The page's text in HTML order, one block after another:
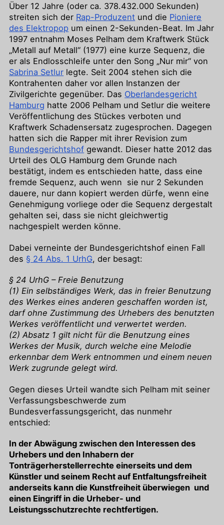
Über 12 Jahre (oder ca. 378.432.000 Sekunden)
streiten sich der Rap-Produzent und die Pioniere
des Elektropop um einen 2-Sekunden-Beat. Im Jahr
1997 entnahm Moses Pelham dem Kraftwerk Stück
„Metall auf Metall“ (1977) eine kurze Sequenz, die
er als Endlosschleife unter den Song „Nur mir“ von
Sabrina Setlur legte. Seit 2004 stehen sich die
Kontrahenten daher vor allen Instanzen der
Zivilgerichte gegenüber. Das Oberlandesgericht
Hamburg hatte 2006 Pelham und Setlur die weitere
Veröffentlichung des Stückes verboten und
Kraftwerk Schadensersatz zugesprochen. Dagegen
hatten sich die Rapper mit ihrer Revision zum
Bundesgerichtshof gewandt. Dieser hatte 2012 das
Urteil des OLG Hamburg dem Grunde nach
bestätigt, indem es entschieden hatte, dass eine
fremde Sequenz, auch wenn sie nur 2 Sekunden
dauere, nur dann kopiert werden dürfe, wenn eine
Genehmigung vorliege oder die Sequenz dergestalt
gehalten sei, dass sie nicht gleichwertig
nachgespielt werden könne.
Dabei verneinte der Bundesgerichtshof einen Fall
des § 24 Abs. 1 UrhG, der besagt:
§ 24 UrhG – Freie Benutzung
(1) Ein selbständiges Werk, das in freier Benutzung
des Werkes eines anderen geschaffen worden ist,
darf ohne Zustimmung des Urhebers des benutzten
Werkes veröffentlicht und verwertet werden.
(2) Absatz 1 gilt nicht für die Benutzung eines
Werkes der Musik, durch welche eine Melodie
erkennbar dem Werk entnommen und einem neuen
Werk zugrunde gelegt wird.
Gegen dieses Urteil wandte sich Pelham mit seiner
Verfassungsbeschwerde zum
Bundesverfassungsgericht, das nunmehr
entschied:
In der Abwägung zwischen den Interessen des
Urhebers und den Inhabern der
Tonträgerherstellerrechte einerseits und dem
Künstler und seinem Recht auf Entfaltungsfreiheit
anderseits kann die Kunstfreiheit überwiegen und
einen Eingriff in die Urheber- und
Leistungsschutzrechte rechtfertigen.